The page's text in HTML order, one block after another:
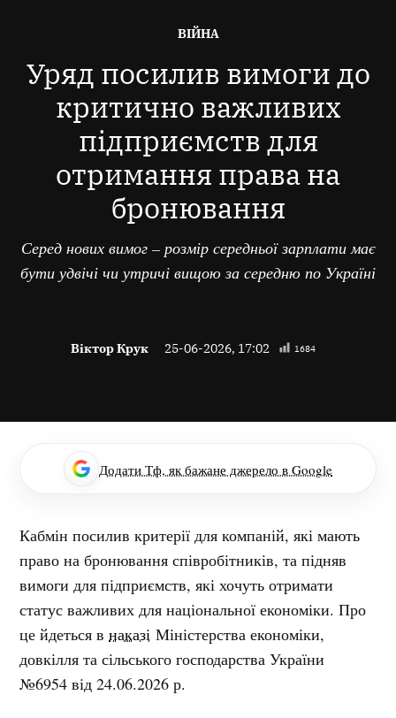
ОПУБЛІКОВАНО
ВІЙНА
Уряд посилив вимоги до
критично важливих
підприємств для
отримання права на
бронювання
Серед нових вимог – розмір середньої зарплати має
бути удвічі чи утричі вищою за середню по Україні
Віктор Крук 25-06-2026, 17:02 1684
Додати Тф, як бажане джерело в Google
Кабмін посилив критерії для компаній, які мають
право на бронювання співробітників, та підняв
вимоги для підприємств, які хочуть отримати
статус важливих для національної економіки. Про
це йдеться внаказі Міністерства економіки,
довкілля та сільського господарства України
№6954 від 24.06.2026 р.